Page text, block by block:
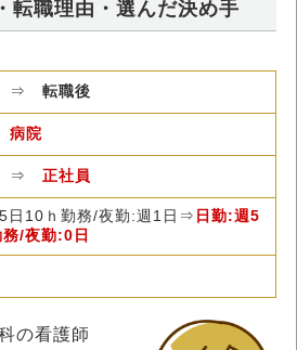
転職理由・選んだ決め手
⇒ 転職後
病院
⇒ 正社員
日10ｈ勤務/夜勤:週1日⇒ 日勤:週5
務/夜勤:0日
の看護師